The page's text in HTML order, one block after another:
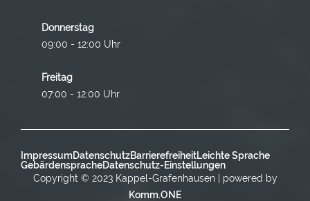
Donnerstag
09:00 - 12:00 Uhr
Freitag
07:00 - 12:00 Uhr
ImpressumDatenschutzBarrierefreiheitLeichte Sprache
GebärdenspracheDatenschutz-Einstellungen
Copyright © 2023 Kappel-Grafenhausen | powered by
Komm.ONE